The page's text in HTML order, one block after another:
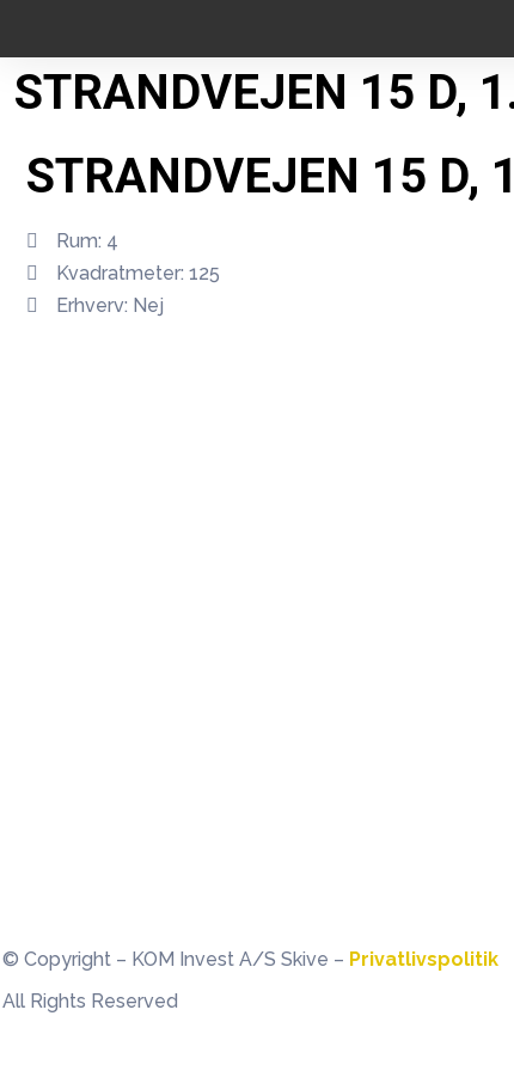
STRANDVEJEN 15 D,
STRANDVEJEN 15 D,
Rum: 4
Kvadratmeter: 125
Erhverv: Nej
© Copyright – KOM Invest A/S Skive – Privatlivspolitik
All Rights Reserved